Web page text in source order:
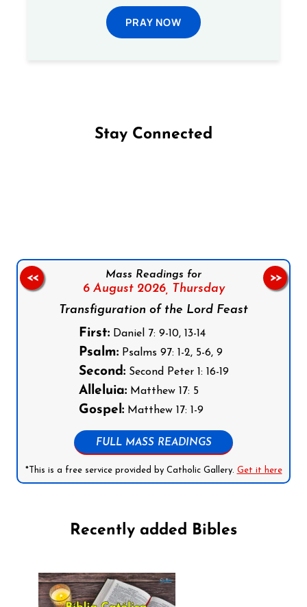
PRAY NOW
Stay Connected
Mass Readings for
6 August 2026,
Thursday
Transfiguration of the Lord Feast
First:Daniel 7: 9-10, 13-14
Psalm:Psalms 97: 1-2, 5-6, 9
Second:Second Peter 1: 16-19
Alleluia:Matthew 17: 5
Gospel:Matthew 17: 1-9
FULL MASS READINGS
*This is a free service provided by Catholic Gallery. Get it here
<< >>
Recently added Bibles